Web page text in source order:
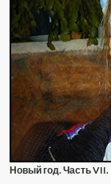
Новый год. Часть VII.